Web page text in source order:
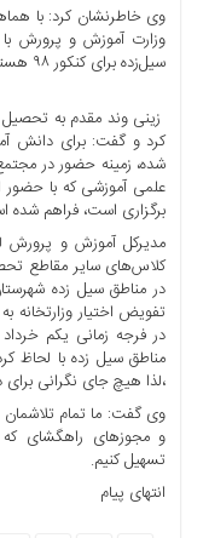
برگه
تعرفه
درباره
چند
رسانه
ارتباط
برگه
نمونه
تعرفه
وی خاطرنشان کرد: با
وزارت آموزش و پرورش
سیل‌زده برای کنکور ۹۸ هستیم .
زینی وند مقدم به
کرد و گفت: برای دانش
شده، زمینه حضور در
علمی آموزشی که با حضور
برگزاری است، فراهم شده
مدیرکل آموزش و پرورش
کلاس‌های سایر مقاطع
در مناطق سیل زده
تفویض اختیار وزارتخانه
مناطق سیل زده با لحاظ
،لذا هیچ جای نگرانی برای
وی گفت: ما تمام تلاشمان
و مجوزهای راهگشای که
تسهیل کنیم.
انتهای پیام